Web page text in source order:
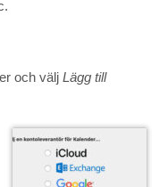
och välj Lägg till